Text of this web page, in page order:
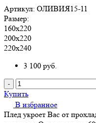
Артикул: ОЛИВИЯ15-11
Размер:
160х220
200х220
220х240
3 100 руб.
-
Купить
В избранное
Плед укроет Вас от